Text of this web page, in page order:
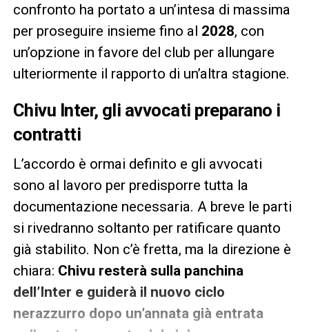
confronto ha portato a un’intesa di massima
per proseguire insieme fino al 2028, con
un’opzione in favore del club per allungare
ulteriormente il rapporto di un’altra stagione.
Chivu Inter, gli avvocati preparano i
contratti
L’accordo è ormai definito e gli avvocati
sono al lavoro per predisporre tutta la
documentazione necessaria. A breve le parti
si rivedranno soltanto per ratificare quanto
già stabilito. Non c’è fretta, ma la direzione è
chiara: Chivu resterà sulla panchina
dell’Inter e guiderà il nuovo ciclo
nerazzurro dopo un’annata già entrata